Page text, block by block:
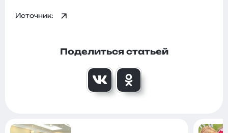
Источник:
Поделиться статьей